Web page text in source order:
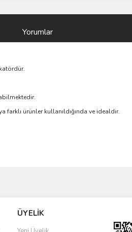
Yorumlar
farklı ürünler kullanıldığında ve idealdir.
Yorum Yaz
ÜYELİK